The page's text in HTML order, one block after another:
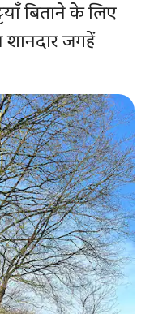
बिताने के लिए
शानदार जगहें